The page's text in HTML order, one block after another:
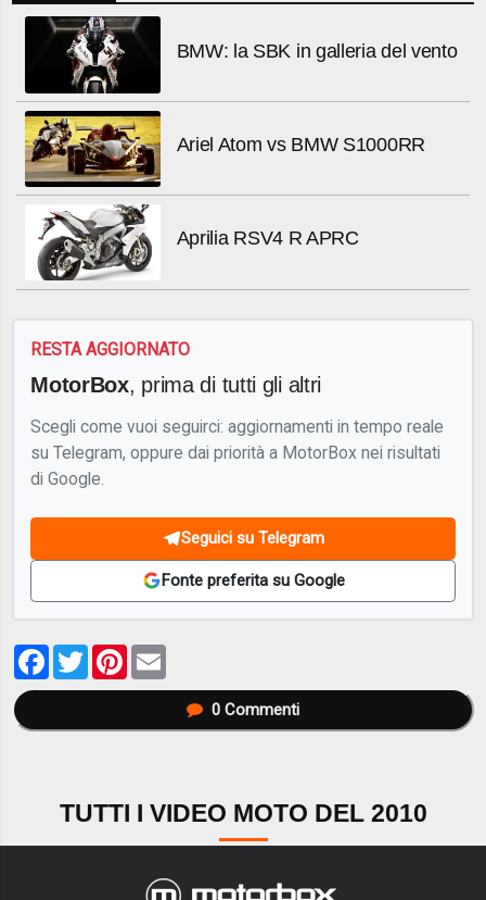
BMW: la SBK in galleria del vento
Ariel Atom vs BMW S1000RR
Aprilia RSV4 R APRC
RESTA AGGIORNATO
MotorBox, prima di tutti gli altri
Scegli come vuoi seguirci: aggiornamenti in tempo reale
su Telegram, oppure dai priorità a MotorBox nei risultati
di Google.
Seguici su Telegram
Fonte preferita su Google
Facebook
TwitterPinterest
0Commenti
TUTTI I VIDEO MOTO DEL 2010